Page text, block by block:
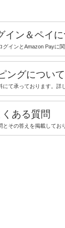
イン＆ペイ
インとAmazon Payに関
ングについて
て承っております。詳
くある質問
とその答えを掲載してお